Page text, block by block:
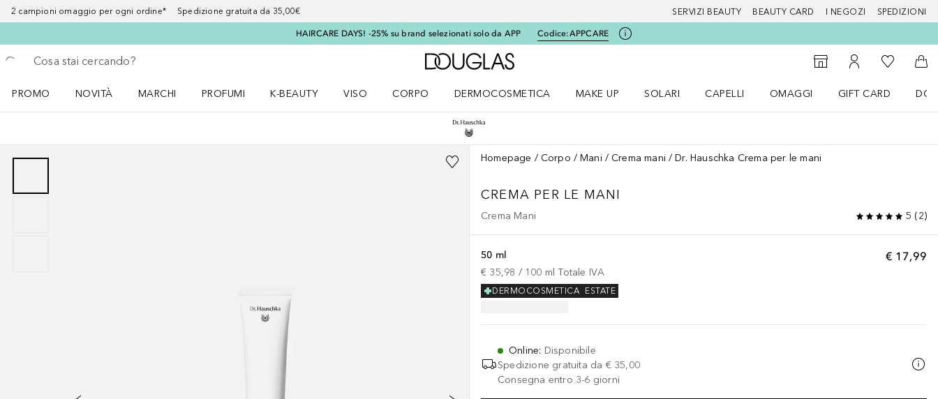
2 campioni omaggio per ogni ordine* Spedizione gratuita da 35,00€ SERVIZI BEAUTY BEAUTY CARD I NEGOZI SPEDIZIONI
HAIRCARE DAYS! -25% su brand selezionati solo da APP Codice:APPCARE
Torna indietro
Esegui ricerca
A Douglas Home
StorefinderAl Mio Account
Alla Mia
Al
PROMO
NOVITÀ
MARCHI
PROFUMI
K-BEAUTY
VISO
CORPO
DERMOCOSMETICA
MAKE UP
SOLARI
CAPELLI
OMAGGI
GIFT CARD
Homepage Corpo Mani Crema mani Dr. Hauschka Crema per le mani
CREMA PER LE MANI
Crema Mani 5 (2)
€ 17,99
50 ml
€ 35,98 / 100 ml Totale IVA
ESTATE
DERMOCOSMETICA
Online: Disponibile
Spedizione gratuita da € 35,00
Consegna entro 3-6 giorni